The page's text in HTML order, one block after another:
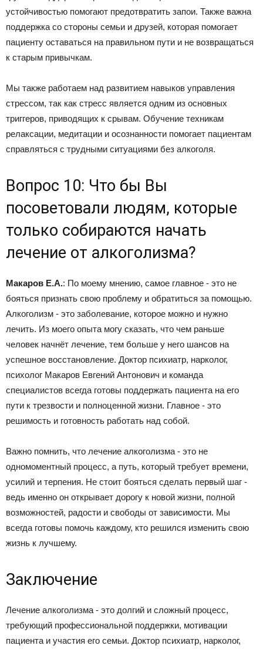
устойчивостью помогают предотвратить запои. Также важна
поддержка со стороны семьи и друзей, которая помогает
пациенту оставаться на правильном пути и не возвращаться
к старым привычкам.
Мы также работаем над развитием навыков управления
стрессом, так как стресс является одним из основных
триггеров, приводящих к срывам. Обучение техникам
релаксации, медитации и осознанности помогает пациентам
справляться с трудными ситуациями без алкоголя.
Вопрос 10: Что бы Вы
посоветовали людям, которые
только собираются начать
лечение от алкоголизма?
Макаров Е.А.: По моему мнению, самое главное - это не
бояться признать свою проблему и обратиться за помощью.
Алкоголизм - это заболевание, которое можно и нужно
лечить. Из моего опыта могу сказать, что чем раньше
человек начнёт лечение, тем больше у него шансов на
успешное восстановление. Доктор психиатр, нарколог,
психолог Макаров Евгений Антонович и команда
специалистов всегда готовы поддержать пациента на его
пути к трезвости и полноценной жизни. Главное - это
решимость и готовность работать над собой.
Важно помнить, что лечение алкоголизма - это не
одномоментный процесс, а путь, который требует времени,
усилий и терпения. Не стоит бояться сделать первый шаг -
ведь именно он открывает дорогу к новой жизни, полной
возможностей, радости и свободы от зависимости. Мы
всегда готовы помочь каждому, кто решился изменить свою
жизнь к лучшему.
Заключение
Лечение алкоголизма - это долгий и сложный процесс,
требующий профессиональной поддержки, мотивации
пациента и участия его семьи. Доктор психиатр, нарколог,